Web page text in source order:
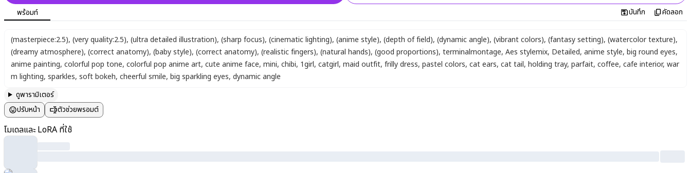
พร้อมท์
บันทึก คัดลอก
(masterpiece:2.5), (very quality:2.5), (ultra detailed illustration), (sharp focus), (cinematic lighting), (anime style), (depth of field), (dynamic angle), (vibrant colors), (fantasy setting), (watercolor texture),
(dreamy atmosphere), (correct anatomy), (baby style), (correct anatomy), (realistic fingers), (natural hands), (good proportions), terminalmontage, Aes stylemix, Detailed, anime style, big round eyes,
anime painting, colorful pop tone, colorful pop anime art, cute anime face, mini, chibi, 1girl, catgirl, maid outfit, frilly dress, pastel colors, cat ears, cat tail, holding tray, parfait, coffee, cafe interior, war
m lighting, sparkles, soft bokeh, cheerful smile, big sparkling eyes, dynamic angle
ดูพารามิเตอร์
ปรับหน้า
ตัวช่วยพรอมต์
โมเดลและ LoRA ที่ใช้